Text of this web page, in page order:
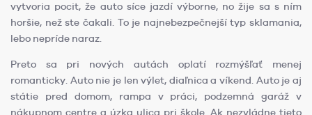
vytvoria pocit, že auto síce jazdí výborne, no žije sa s ním
horšie, než ste čakali. To je najnebezpečnejší typ sklamania,
lebo nepríde naraz.
Preto sa pri nových autách oplatí rozmýšľať menej
romanticky. Auto nie je len výlet, diaľnica a víkend. Auto je aj
státie pred domom, rampa v práci, podzemná garáž v
nákupnom centre a úzka ulica pri škole. Ak nezvládne tieto